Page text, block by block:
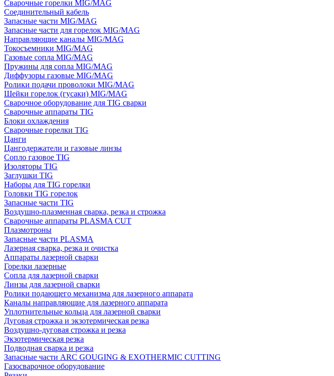
Сварочные горелки MIG/MAG
Соединительный кабель
Запасные части MIG/MAG
Запасные части для горелок MIG/MAG
Направляющие каналы MIG/MAG
Токосъемники MIG/MAG
Газовые сопла MIG/MAG
Пружины для сопла MIG/MAG
Диффузоры газовые MIG/MAG
Ролики подачи проволоки MIG/MAG
Шейки горелок (гусаки) MIG/MAG
Сварочное оборудование для TIG сварки
Сварочные аппараты TIG
Блоки охлаждения
Сварочные горелки TIG
Цанги
Цангодержатели и газовые линзы
Сопло газовое TIG
Изоляторы TIG
Заглушки TIG
Наборы для TIG горелки
Головки TIG горелок
Запасные части TIG
Воздушно-плазменная сварка, резка и строжка
Сварочные аппараты PLASMA CUT
Плазмотроны
Запасные части PLASMA
Лазерная сварка, резка и очистка
Аппараты лазерной сварки
Горелки лазерные
Сопла для лазерной сварки
Линзы для лазерной сварки
Ролики подающего механизма для лазерного аппарата
Каналы направляющие для лазерного аппарата
Уплотнительные кольца для лазерной сварки
Дуговая строжка и экзотермическая резка
Воздушно-дуговая строжка и резка
Экзотермическая резка
Подводная сварка и резка
Запасные части ARC GOUGING & EXOTHERMIC CUTTING
Газосварочное оборудование